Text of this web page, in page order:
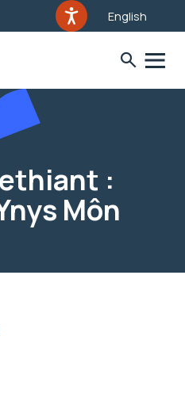
English
:
Môn